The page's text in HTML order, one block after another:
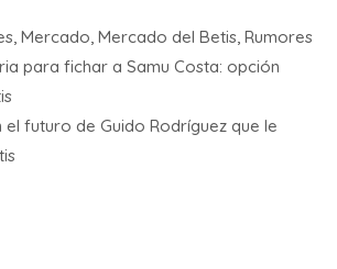
Mercado Mercado del Betis Rumores
para fichar a Samu Costa: opción
el futuro de Guido Rodríguez que le